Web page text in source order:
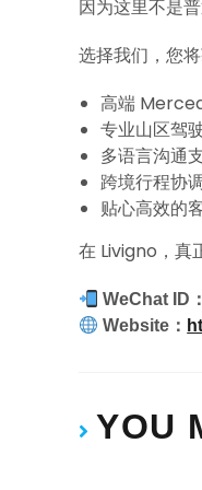
因为这里不是
选择我们，您将
高端
专业山区驾
多语言沟通
跨境行程协
贴心高效的
在 Livigno，真
WeChat ID
Website：
YOU